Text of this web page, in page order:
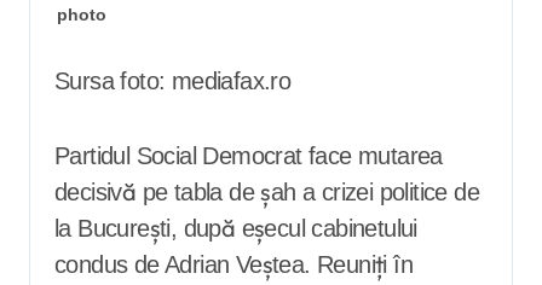
Sursa foto: mediafax.ro
Partidul Social Democrat face mutarea
decisivă pe tabla de șah a crizei politice de
la București, după eșecul cabinetului
condus de Adrian Veștea. Reuniți în